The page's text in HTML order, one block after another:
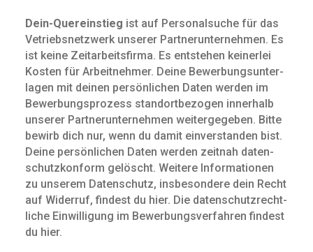
Dein-Quereinstieg ist auf Personalsuche für das
Vetriebsnetzwerk unserer Partnerunternehmen. Es
ist keine Zeit­arbeits­firma. Es entstehen keinerlei
Kosten für Arbeit­nehmer. Deine Bewerbungs­unter­
lagen mit deinen persön­lichen Daten werden im
Bewerbungs­prozess standort­bezogen innerhalb
unserer Partnerunternehmen weitergegeben. Bitte
bewirb dich nur, wenn du damit ein­verstanden bist.
Deine persön­lichen Daten werden zeitnah daten­
schutz­konform gelöscht. Weitere Infor­mationen
zu unserem Daten­schutz, insbe­sondere dein Recht
auf Widerruf, findest du hier. Die daten­schutz­recht­
liche Ein­willigung im Bewerbungs­verfahren findest
du hier.